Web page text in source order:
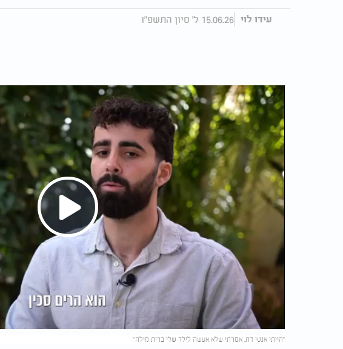
עידו לוי 15.06.26 ל' סיון התשפ"ו
Play
Video
"הייתי אנטי דת, אמרתי שלא אעשה לילד שלי ברית מילה"